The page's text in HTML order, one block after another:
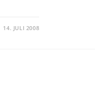
14. JULI 2008